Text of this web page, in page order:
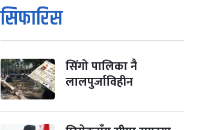
१
आइत
कार्तिक सङ्क्रान्ति
कार्तिक १, २०८३
मंगल कार्तिक ३, २०८३- Oct 20, 2026
४ विजयादशमी
कार्तिक ४, २०८३
सिफारिस
सिंगो पालिका नै
लालपुर्जाविहीन